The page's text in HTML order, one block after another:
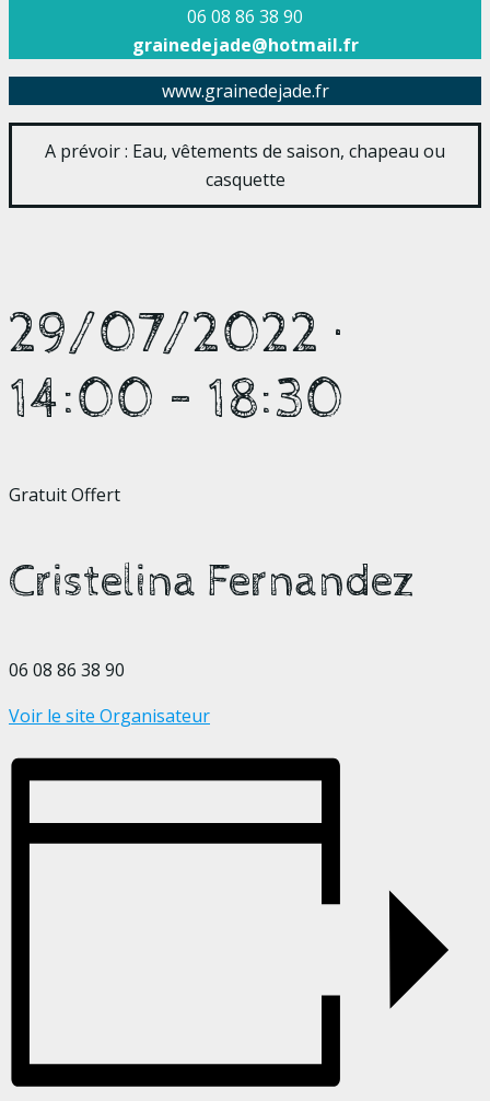
06 08 86 38 90
grainedejade@hotmail.fr
www.grainedejade.fr
A prévoir : Eau, vêtements de saison, chapeau ou
casquette
29/07/2022 ·
14:00 – 18:30
GratuitOffert
Cristelina Fernandez
06 08 86 38 90
Voir le site Organisateur